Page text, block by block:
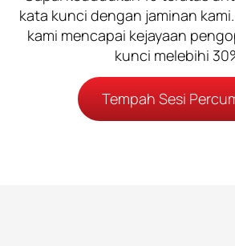
kata kunci dengan jaminan
kami mencapai kejayaan
kunci melebihi
Tempah Sesi